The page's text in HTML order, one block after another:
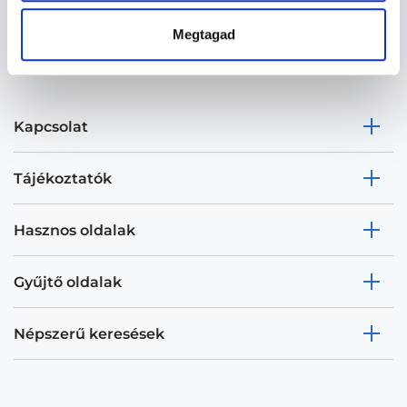
Megtagad
Kapcsolat
Tájékoztatók
Hasznos oldalak
Gyűjtő oldalak
Népszerű keresések